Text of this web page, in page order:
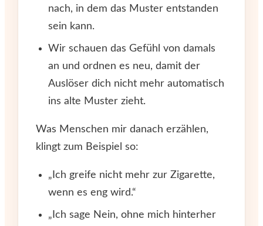
nach, in dem das Muster entstanden
sein kann.
Wir schauen das Gefühl von damals
an und ordnen es neu, damit der
Auslöser dich nicht mehr automatisch
ins alte Muster zieht.
Was Menschen mir danach erzählen,
klingt zum Beispiel so:
„Ich greife nicht mehr zur Zigarette,
wenn es eng wird.“
„Ich sage Nein, ohne mich hinterher